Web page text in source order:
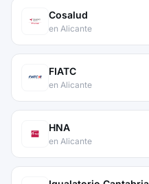
Cosalud
en Alicante
FIATC
en Alicante
HNA
en Alicante